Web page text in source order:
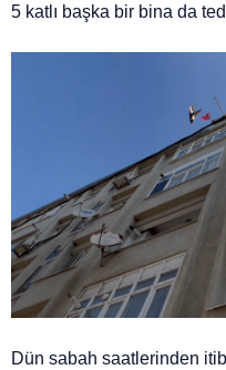
5 katlı başka bir bina da
Dün sabah saatlerinden